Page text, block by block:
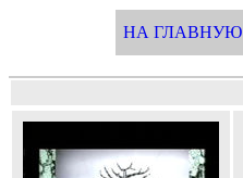
НА ГЛАВНУЮ